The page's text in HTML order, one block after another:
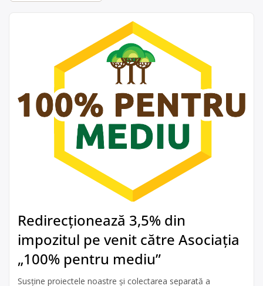
Redirecționează 3,5% din
impozitul pe venit către Asociația
„100% pentru mediu”
Susține proiectele noastre și colectarea separată a